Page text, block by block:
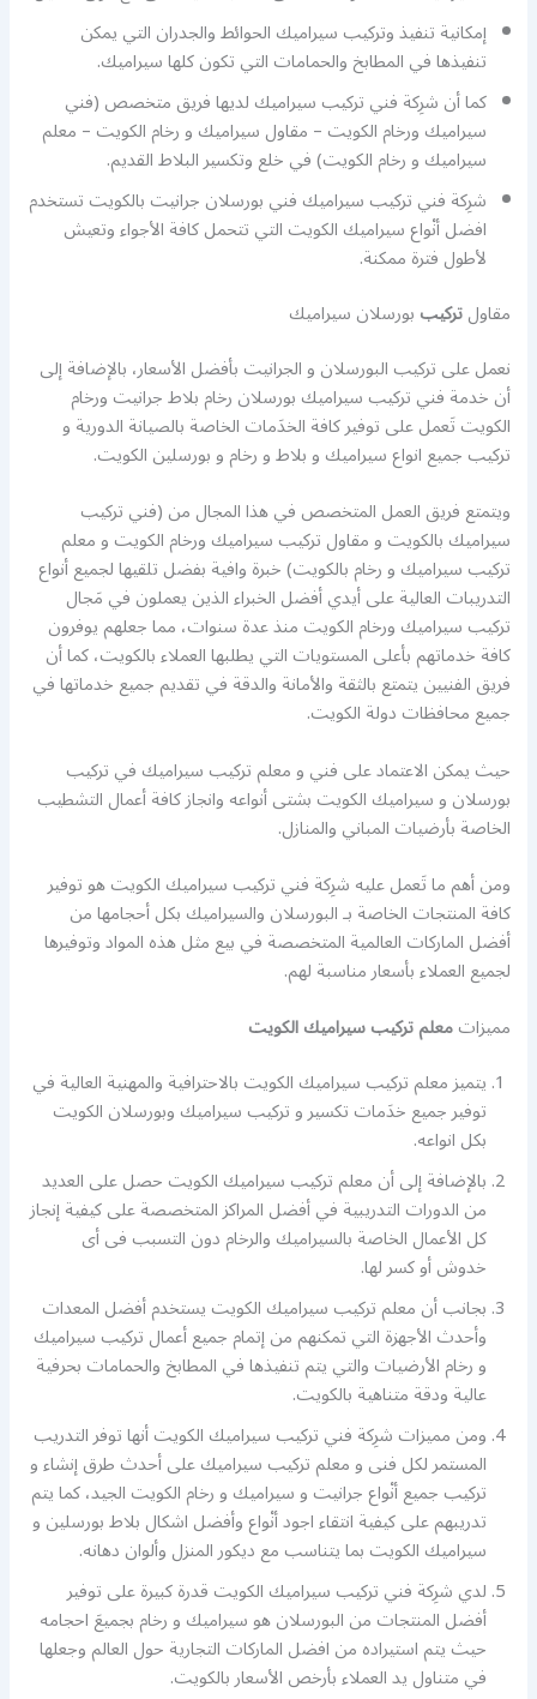
إمكانية تنفيذ وتركيب سيراميك الحوائط والجدران التي يمكن
تنفيذها في المطابخ والحمامات التي تكون كلها سيراميك.
كما أن شرِكة فني تركيب سيراميك لديها فريق متخصص (فني
سيراميك ورخام الكويت – مقاول سيراميك و رخام الكويت – معلم
سيراميك و رخام الكويت) في خلع وتكسير البلاط القديم.
شرِكة فني تركيب سيراميك فني بورسلان جرانيت بالكويت تستخدم
افضل أنْواع سيراميك الكويت التي تتحمل كافة الأجواء وتعيش
لأطول فترة ممكنة.
مقاولتركيببورسلان سيراميك
نعمل على تركيب البورسلان و الجرانيت بأفضل الأسعار، بالإضافة إلى
أن خدمة فني تركيب سيراميك بورسلان رخام بلاط جرانيت ورخام
الكويت تَعمل على توفير كافة الخدَمات الخاصة بالصيانة الدورية و
تركيب جميع انواع سيراميك و بلاط و رخام و بورسلين الكويت.
ويتمتع فريق العمل المتخصص في هذا المجال من (فني تركيب
سيراميك بالكويت و مقاول تركيب سيراميك ورخام الكويت و معلم
تركيب سيراميك و رخام بالكويت) خبرة وافية بفضل تلقيها لجميع أنواع
التدريبات العالية على أيدي أفضل الخبراء الذين يعملون في مَجال
تركيب سيراميك ورخام الكويت منذ عدة سنوات، مما جعلهم يوفرون
كافة خدماتهم بأعلى المستويات التي يطلبها العملاء بالكويت، كما أن
فريق الفنيين يتمتع بالثقة والأمانة والدقة في تقديم جميع خدماتها في
جميع محافظات دولة الكويت.
حيث يمكن الاعتماد على فني و معلم تركيب سيراميك في تركيب
بورسلان و سيراميك الكويت بشتى أنواعه وانجاز كافة أعمال التشطيب
الخاصة بأرضيات المباني والمنازل.
ومن أهم ما تَعمل عليه شرِكة فني تركيب سيراميك الكويت هو توفير
كافة المنتجات الخاصة بـ البورسلان والسيراميك بكل أحجامها من
أفضل الماركات العالمية المتخصصة في بيع مثل هذه المواد وتوفيرها
لجميع العملاء بأسعار مناسبة لهم.
مميزاتمعلم تركيب سيراميك الكويت
يتميز معلم تركيب سيراميك الكويت بالاحترافية والمهنية العالية في
توفير جميع خدَمات تكسير و تركيب سيراميك وبورسلان الكويت
بكل انواعه.
بالإضافة إلى أن معلم تركيب سيراميك الكويت حصل على العديد
من الدورات التدريبية في أفضل المراكز المتخصصة على كيفية إنجاز
كل الأعمال الخاصة بالسيراميك والرخام دون التسبب فى أى
خدوش أو كسر لها.
بجانب أن معلم تركيب سيراميك الكويت يستخدم أفضل المعدات
وأحدث الأجهزة التي تمكنهم من إتمام جميع أعمال تركيب سيراميك
و رخام الأرضيات والتي يتم تنفيذها في المطابخ والحمامات بحرفية
عالية ودقة متناهية بالكويت.
ومن مميزات شرِكة فني تركيب سيراميك الكويت أنها توفر التدريب
المستمر لكل فنى و معلم تركيب سيراميك على أحدث طرق إنشاء و
تركيب جميع أنْواع جرانيت و سيراميك و رخام الكويت الجيد، كما يتم
تدريبهم على كيفية انتقاء اجود أنْواع وأفضل اشكال بلاط بورسلين و
سيراميك الكويت بما يتناسب مع ديكور المنزل وألوان دهانه.
لدي شرِكة فني تركيب سيراميك الكويت قدرة كبيرة على توفير
أفضل المنتجات من البورسلان هو سيراميك و رخام بجميعَ احجامه
حيث يتم استيراده من افضل الماركات التجارية حول العالم وجعلها
في متناول يد العملاء بأرخص الأسعار بالكويت.